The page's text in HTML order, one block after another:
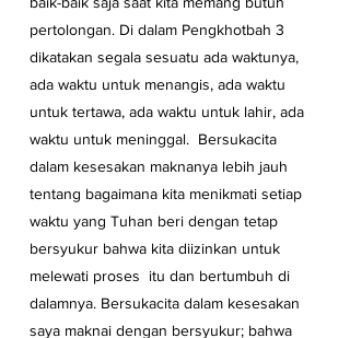
pertolongan. Di dalam Pengkhotbah 3
dikatakan segala sesuatu ada waktunya,
ada waktu untuk menangis, ada waktu
untuk tertawa, ada waktu untuk lahir, ada
waktu untuk meninggal.  Bersukacita
dalam kesesakan maknanya lebih jauh
tentang bagaimana kita menikmati setiap
waktu yang Tuhan beri dengan tetap
bersyukur bahwa kita diizinkan untuk
melewati proses  itu dan bertumbuh di
dalamnya. Bersukacita dalam kesesakan
saya maknai dengan bersyukur; bahwa